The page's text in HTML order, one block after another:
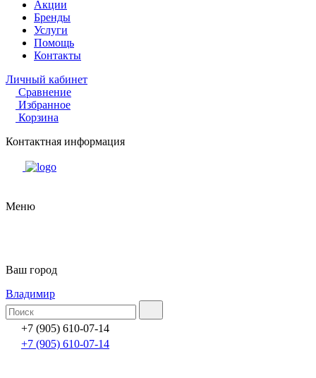
Акции
Бренды
Услуги
Помощь
Контакты
Личный кабинет
Сравнение
Избранное
Корзина
Контактная информация
Меню
Ваш город
Владимир
+7 (905) 610-07-14
+7 (905) 610-07-14